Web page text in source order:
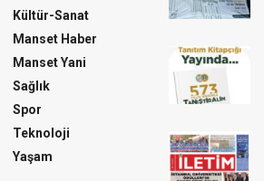
Kültür-Sanat
Manset Haber
Manset Yani
Sağlık
Spor
Teknoloji
Yaşam